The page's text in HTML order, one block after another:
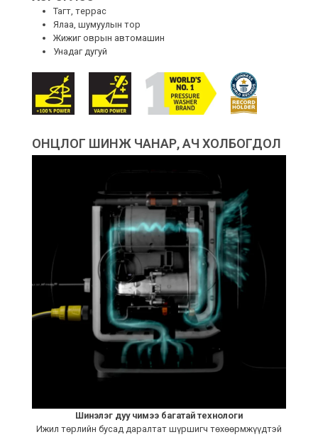
Тагт, террас
Ялаа, шумуулын тор
Жижиг оврын автомашин
Унадаг дугуй
ОНЦЛОГ ШИНЖ ЧАНАР, АЧ ХОЛБОГДОЛ
Шинэлэг дуу чимээ багатай технологи
Ижил төрлийн бусад даралтат шүршигч төхөөрмжүүдтэй